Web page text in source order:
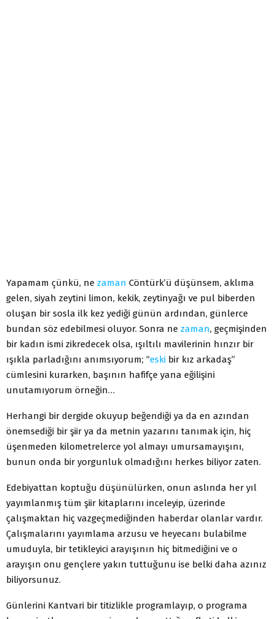
Yapamam çünkü, ne zaman Cöntürk’ü düşünsem, aklıma
gelen, siyah zeytini limon, kekik, zeytinyağı ve pul biberden
oluşan bir sosla ilk kez yediği günün ardından, günlerce
bundan söz edebilmesi oluyor. Sonra ne zaman, geçmişinden
bir kadın ismi zikredecek olsa, ışıltılı mavilerinin hınzır bir
ışıkla parladığını anımsıyorum; “eski bir kız arkadaş”
cümlesini kurarken, başının hafifçe yana eğilişini
unutamıyorum örneğin…
Herhangi bir dergide okuyup beğendiği ya da en azından
önemsediği bir şiir ya da metnin yazarını tanımak için, hiç
üşenmeden kilometrelerce yol almayı umursamayışını,
bunun onda bir yorgunluk olmadığını herkes biliyor zaten.
Edebiyattan koptuğu düşünülürken, onun aslında her yıl
yayımlanmış tüm şiir kitaplarını inceleyip, üzerinde
çalışmaktan hiç vazgeçmediğinden haberdar olanlar vardır.
Çalışmalarını yayımlama arzusu ve heyecanı bulabilme
umuduyla, bir tetikleyici arayışının hiç bitmediğini ve o
arayışın onu gençlere yakın tuttuğunu ise belki daha azınız
biliyorsunuz.
Günlerini Kantvari bir titizlikle programlayıp, o programa